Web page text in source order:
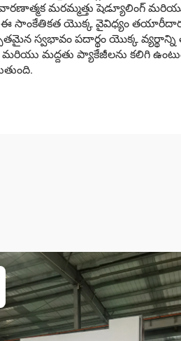
మరమ్మత్తు షెడ్యూలింగ్
సాంకేతికత యొక్క వైవిధ్యం
స్వభావం పదార్థం యొక్క వ్యర్థాన్ని
మరియు మద్దతు ప్యాకేజీలను కలిగి